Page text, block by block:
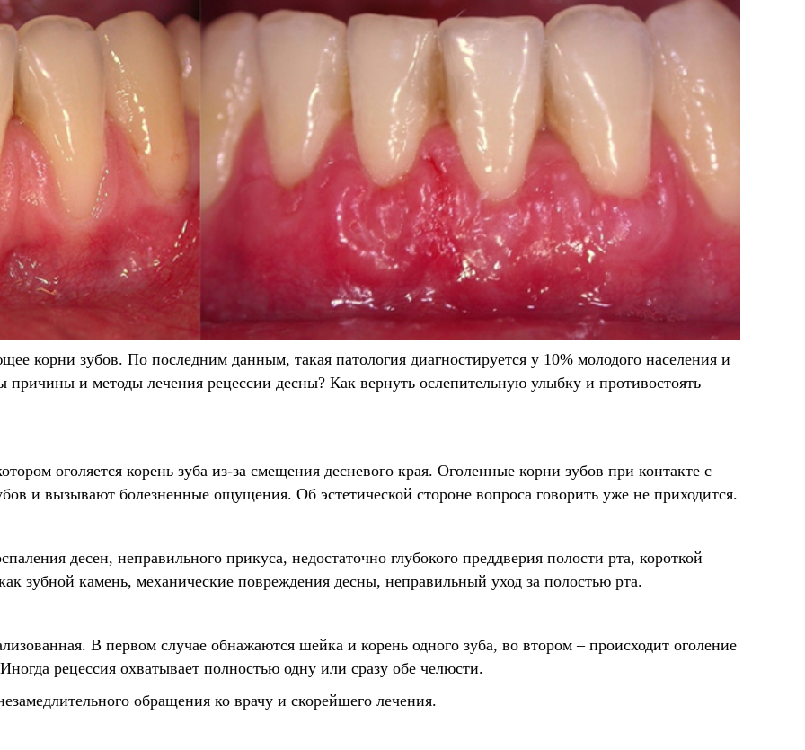
корни зубов. По последним данным, такая патология диагностируется у 10% молодого населения и
и методы лечения рецессии десны? Как вернуть ослепительную улыбку и противостоять
оголяется корень зуба из-за смещения десневого края. Оголенные корни зубов при контакте с
и вызывают болезненные ощущения. Об эстетической стороне вопроса говорить уже не приходится.
десен, неправильного прикуса, недостаточно глубокого преддверия полости рта, короткой
зубной камень, механические повреждения десны, неправильный уход за полостью рта.
В первом случае обнажаются шейка и корень одного зуба, во втором – происходит оголение
рецессия охватывает полностью одну или сразу обе челюсти.
обращения ко врачу и скорейшего лечения.